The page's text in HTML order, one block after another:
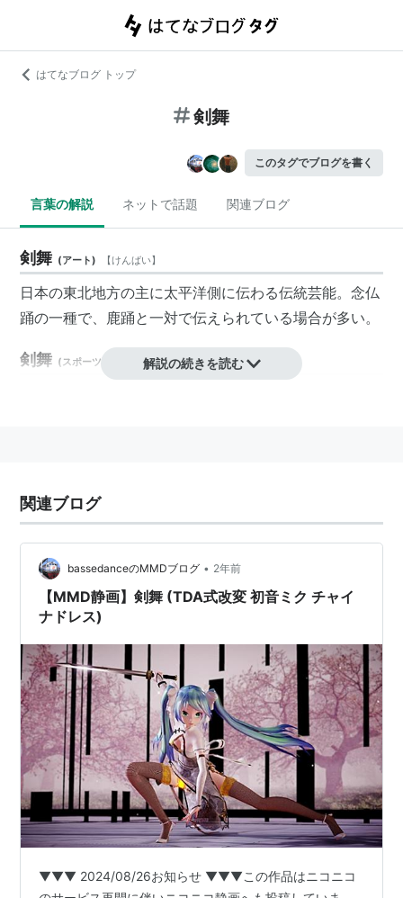
はてなブログ トップ
剣舞
このタグでブログを書く
言葉の解説 ネットで話題 関連ブログ
剣舞 (アート) 【けんばい】
日本の東北地方の主に太平洋側に伝わる伝統芸能。念仏
踊の一種で、 鹿踊と一対で伝えられている場合が多い。
剣舞 (スポーツ けんばい】
解説の続きを読む
関連ブログ
bassedanceのMMDブログ • 2年前
【MMD静画】剣舞 (TDA式改変 初音ミク チャイ
ナドレス)
▼▼▼ 2024/08/26お知らせ ▼▼▼この作品はニコニコ